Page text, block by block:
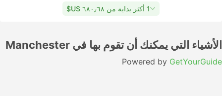
1 أكثر بداية من ٦٨٠٫٦٨ US$
الأشياء التي يمكنك أن تقوم بها في Manchester
Powered by GetYourGuide